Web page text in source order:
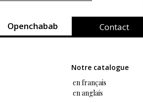
Openchabab Contact
Notre catalogue
en français
en anglais